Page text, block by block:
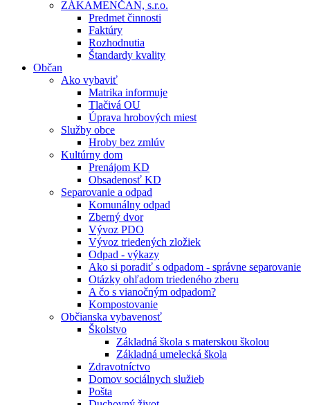
ZÁKAMENČAN, s.r.o.
Predmet činnosti
Faktúry
Rozhodnutia
Štandardy kvality
Občan
Ako vybaviť
Matrika informuje
Tlačivá OU
Úprava hrobových miest
Služby obce
Hroby bez zmlúv
Kultúrny dom
Prenájom KD
Obsadenosť KD
Separovanie a odpad
Komunálny odpad
Zberný dvor
Vývoz PDO
Vývoz triedených zložiek
Odpad - výkazy
Ako si poradiť s odpadom - správne separovanie
Otázky ohľadom triedeného zberu
A čo s vianočným odpadom?
Kompostovanie
Občianska vybavenosť
Školstvo
Základná škola s materskou školou
Základná umelecká škola
Zdravotníctvo
Domov sociálnych služieb
Pošta